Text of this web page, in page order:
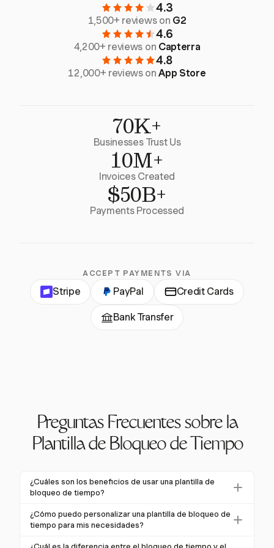
4.3
1,500+ reviews on G2
4.6
4,200+ reviews on Capterra
4.8
12,000+ reviews onApp Store
70K+
Businesses Trust Us
10M+
Invoices Created
$50B+
Payments Processed
ACCEPT PAYMENTS VIA
Stripe PayPal Credit Cards
Bank Transfer
Preguntas Frecuentes sobre la
Plantilla de Bloqueo de Tiempo
¿Cuáles son los beneficios de usar una plantilla de
bloqueo de tiempo?
Las plantillas de bloqueo de tiempo mejoran la
productividad al proporcionar un horario estructurado,
¿Cómo puedo personalizar una plantilla de bloqueo de
tiempo para mis necesidades?
Personaliza tu plantilla de bloqueo de tiempo